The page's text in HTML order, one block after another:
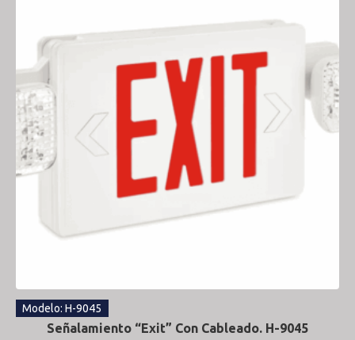
Modelo: H-9045
Señalamiento “Exit” Con Cableado. H-9045